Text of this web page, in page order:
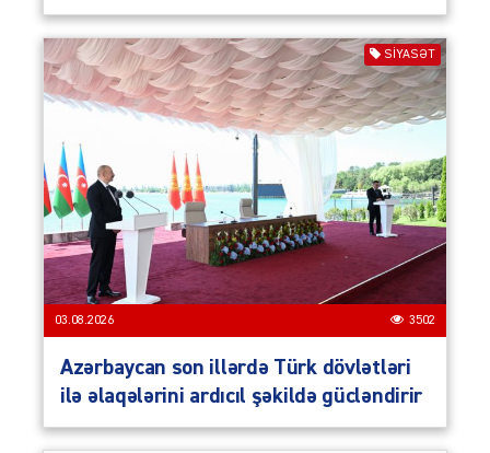
SIYASƏT
03.08.2026 3502
Azərbaycan son illərdə Türk dövlətləri
ilə əlaqələrini ardıcıl şəkildə gücləndirir